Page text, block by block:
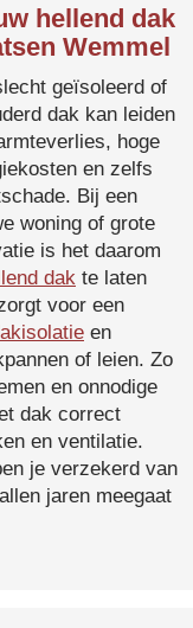
hellend dak
Wemmel
geïsoleerd of
dak kan leiden
hoge
en zelfs
Bij een
woning of grote
is het daarom
dak te laten
voor een
en
of leien. Zo
en onnodige
dak correct
en ventilatie.
je verzekerd van
jaren meegaat